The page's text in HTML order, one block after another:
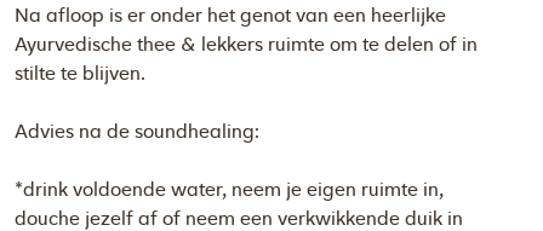
Na afloop is er onder het genot van een heerlijke
Ayurvedische thee & lekkers ruimte om te delen of in
stilte te blijven.
Advies na de soundhealing:
*drink voldoende water, neem je eigen ruimte in,
douche jezelf af of neem een verkwikkende duik in